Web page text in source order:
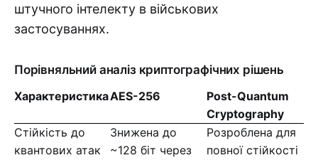
штучного інтелекту в військових
застосуваннях.
Порівняльний аналіз криптографічних рішень
ХарактеристикаAES-256
Post-Quantum
Cryptography
Стійкість до
квантових атак
Знижена до
~128 біт через
Розроблена для
повної стійкості